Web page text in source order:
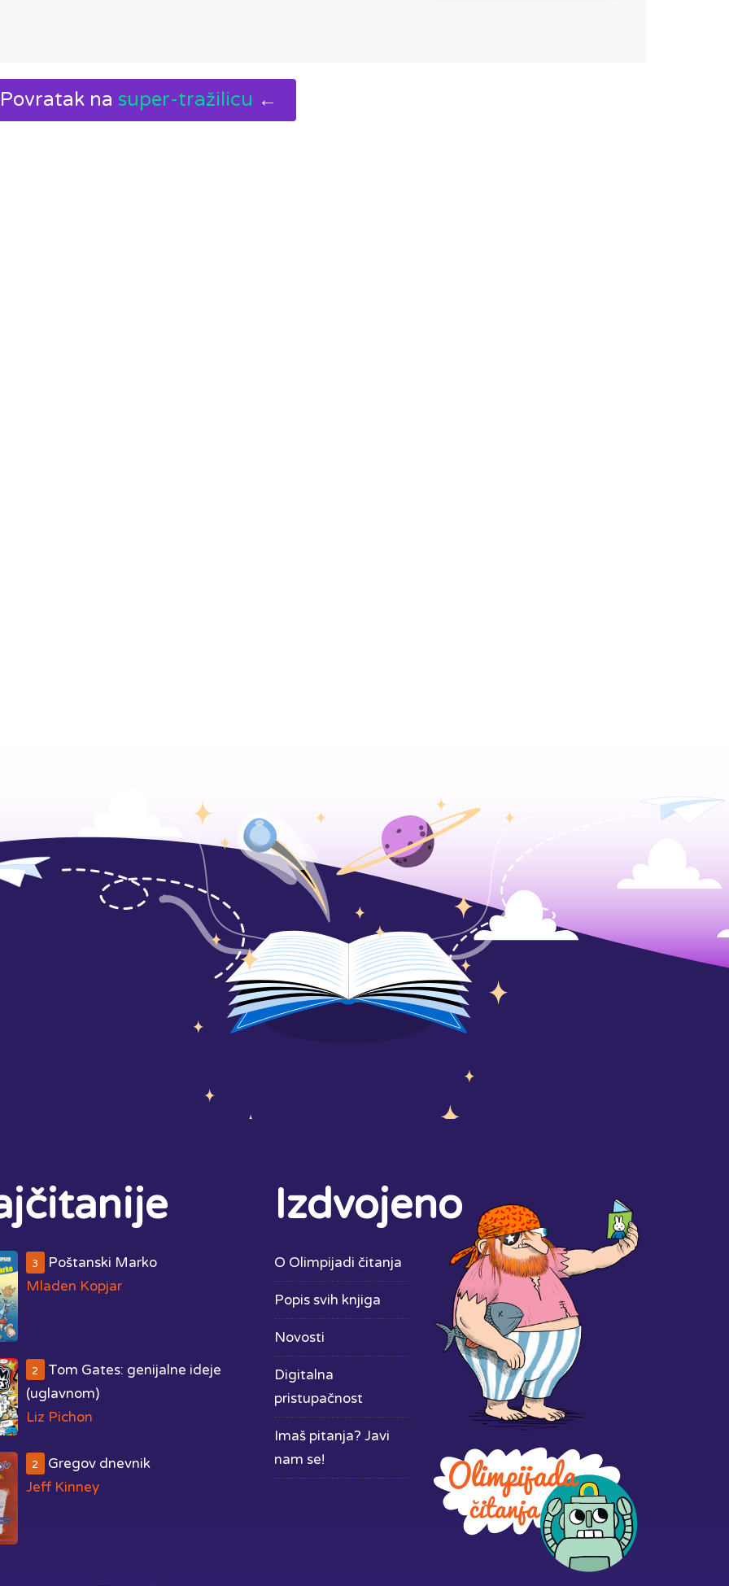
na super-tražilicu ←
3
Poštanski Marko
Mladen Kopjar
2
Tom Gates: genijalne ideje
(uglavnom)
Liz Pichon
2
Gregov dnevnik
Jeff Kinney
Izdvojeno
O Olimpijadi čitanja
Popis svih knjiga
Novosti
Digitalna
pristupačnost
Imaš pitanja? Javi
nam se!